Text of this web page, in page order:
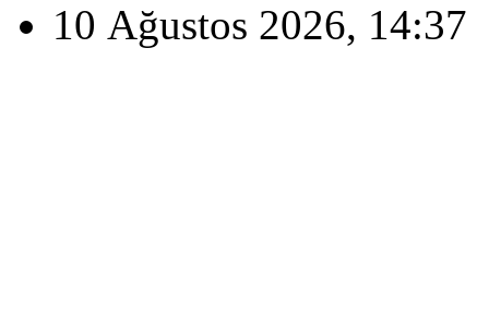
10 Ağustos 2026, 14:37